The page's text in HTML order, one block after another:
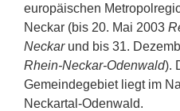
europäischen
Neckar (bis 20. Mai 2003
Neckarund bis 31.
Rhein-Neckar-Odenwald).
Gemeindegebiet liegt im
Neckartal-Odenwald.